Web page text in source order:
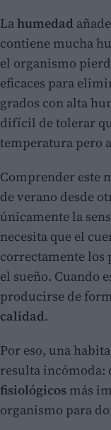
Lahumedad
contiene mucha
el organismo
eficaces para
grados con alta
difícil de tolerar
temperatura pero
Comprender este
de verano desde
únicamente la
necesita que el
correctamente los
el sueño. Cuando
producirse de
calidad.
Por eso, una
resulta incómoda:
fisiológicos más
organismo para